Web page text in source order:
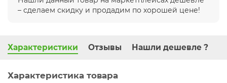
– сделаем скидку и продадим по хорошей цене!
Характеристики Отзывы Нашли дешевле ?
Характеристика товара